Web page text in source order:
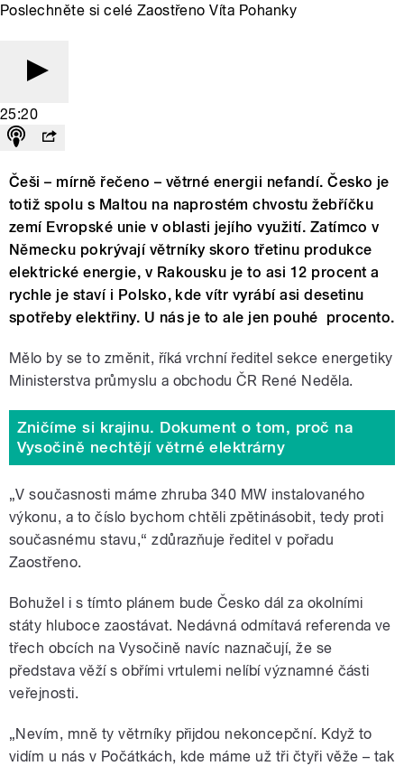
Poslechněte si celé Zaostřeno Víta Pohanky
25:20
Češi – mírně řečeno – větrné energii nefandí. Česko je
totiž spolu s Maltou na naprostém chvostu žebříčku
zemí Evropské unie v oblasti jejího využití. Zatímco v
Německu pokrývají větrníky skoro třetinu produkce
elektrické energie, v Rakousku je to asi 12 procent a
rychle je staví i Polsko, kde vítr vyrábí asi desetinu
spotřeby elektřiny. U nás je to ale jen pouhé procento.
Mělo by se to změnit, říká vrchní ředitel sekce energetiky
Ministerstva průmyslu a obchodu ČR René Neděla.
Zničíme si krajinu. Dokument o tom, proč na
Vysočině nechtějí větrné elektrárny
„V současnosti máme zhruba 340 MW instalovaného
výkonu, a to číslo bychom chtěli zpětinásobit, tedy proti
současnému stavu,“ zdůrazňuje ředitel v pořadu
Zaostřeno.
Bohužel i s tímto plánem bude Česko dál za okolními
státy hluboce zaostávat. Nedávná odmítavá referenda ve
třech obcích na Vysočině navíc naznačují, že se
představa věží s obřími vrtulemi nelíbí významné části
veřejnosti.
„Nevím, mně ty větrníky přijdou nekoncepční. Když to
vidím u nás v Počátkách, kde máme už tři čtyři věže – tak